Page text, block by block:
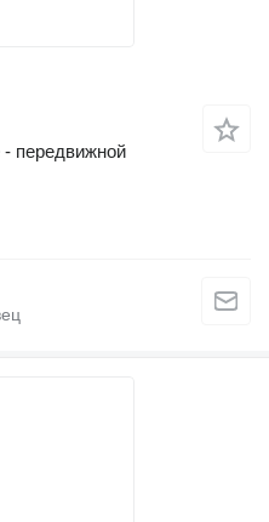
передвижной